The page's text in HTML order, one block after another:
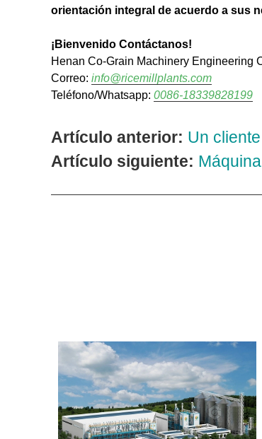
orientación integral de acuerdo a sus
¡Bienvenido Contáctanos!
Henan Co-Grain Machinery Engineering
Correo: info@ricemillplants.com
Teléfono/Whatsapp: 0086-18339828199
Artículo anterior: Un
Artículo siguiente: